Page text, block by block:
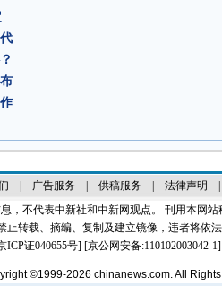
广告服务| 供稿服务| 法律声明
，不代表中新社和中新网观点。 刊用本网站
止转载、摘编、复制及建立镜像，违者将依法
ICP证040655号] [京公网安备:110102003042-
©1999-2026 chinanews.com. All